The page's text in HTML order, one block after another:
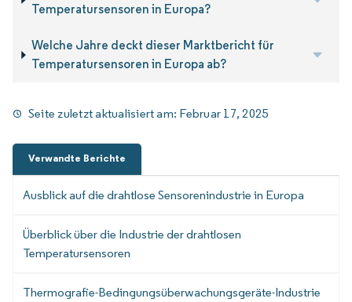
Temperatursensoren in Europa?
Welche Jahre deckt dieser Marktbericht für
Temperatursensoren in Europa ab?
Seite zuletzt aktualisiert am: Februar 17, 2025
Verwandte Berichte
Ausblick auf die drahtlose Sensorenindustrie in Europa
Überblick über die Industrie der drahtlosen
Temperatursensoren
Thermografie-Bedingungsüberwachungsgeräte-Industrie